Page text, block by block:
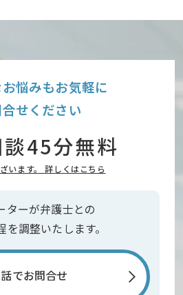
悩みもお気軽に
せください
45分無料
います。 詳しくはこちら
ターが弁護士との
を調整いたします。
でお問合せ